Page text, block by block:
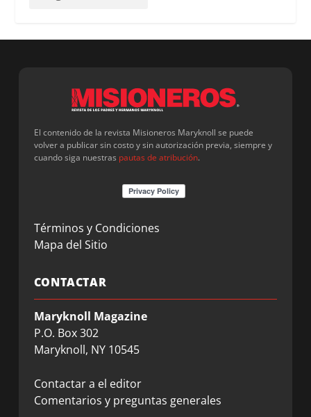
El contenido de la revista Misioneros Maryknoll se puede
volver a publicar sin costo y sin autorización previa, siempre y
cuando siga nuestras pautas de atribución.
Términos y Condiciones
Mapa del Sitio
CONTACTAR
Maryknoll Magazine
P.O. Box 302
Maryknoll, NY 10545
Contactar a el editor
Comentarios y preguntas generales